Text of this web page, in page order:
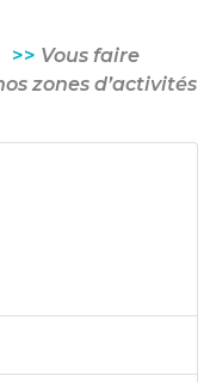
>> Vous faire
zones d’activités